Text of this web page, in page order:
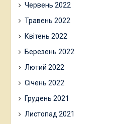
Червень 2022
Травень 2022
Квітень 2022
Березень 2022
Лютий 2022
Січень 2022
Грудень 2021
Листопад 2021